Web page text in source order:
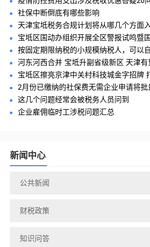
社保中断倒底有哪些影响
天津宝坻税务合规计划将从哪几个方面
宝坻区国动办组织开展全区警报试鸣暨
按固定期限纳税的小规模纳税人，可以
河东河西合并 宝坻升副省级新区 天津有
宝坻区擦亮京津中关村科技城金字招牌
2月份已缴纳的社保费无需企业申请将批
这几个问题经常会被税务人员问到
企业雇佣临时工涉税问题汇总
新闻中心
公共新闻
财税政策
知识问答